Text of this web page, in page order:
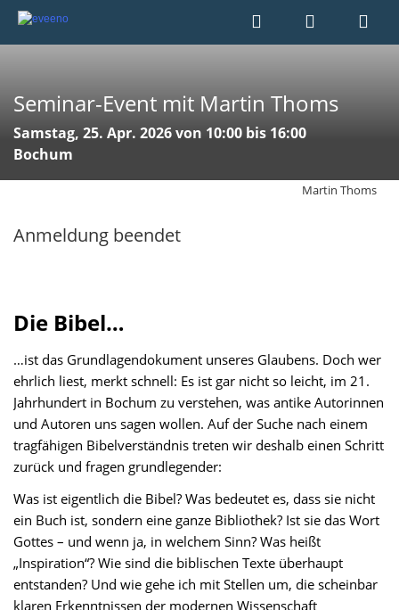
Seminar-Event mit Martin Thoms
Samstag, 25. Apr. 2026 von 10:00 bis 16:00
Bochum
Martin Thoms
Anmeldung beendet
Die Bibel…
…ist das Grundlagendokument unseres Glaubens. Doch wer
ehrlich liest, merkt schnell: Es ist gar nicht so leicht, im 21.
Jahrhundert in Bochum zu verstehen, was antike Autorinnen
und Autoren uns sagen wollen. Auf der Suche nach einem
tragfähigen Bibelverständnis treten wir deshalb einen Schritt
zurück und fragen grundlegender:
Was ist eigentlich die Bibel? Was bedeutet es, dass sie nicht
ein Buch ist, sondern eine ganze Bibliothek? Ist sie das Wort
Gottes – und wenn ja, in welchem Sinn? Was heißt
„Inspiration“? Wie sind die biblischen Texte überhaupt
entstanden? Und wie gehe ich mit Stellen um, die scheinbar
klaren Erkenntnissen der modernen Wissenschaft